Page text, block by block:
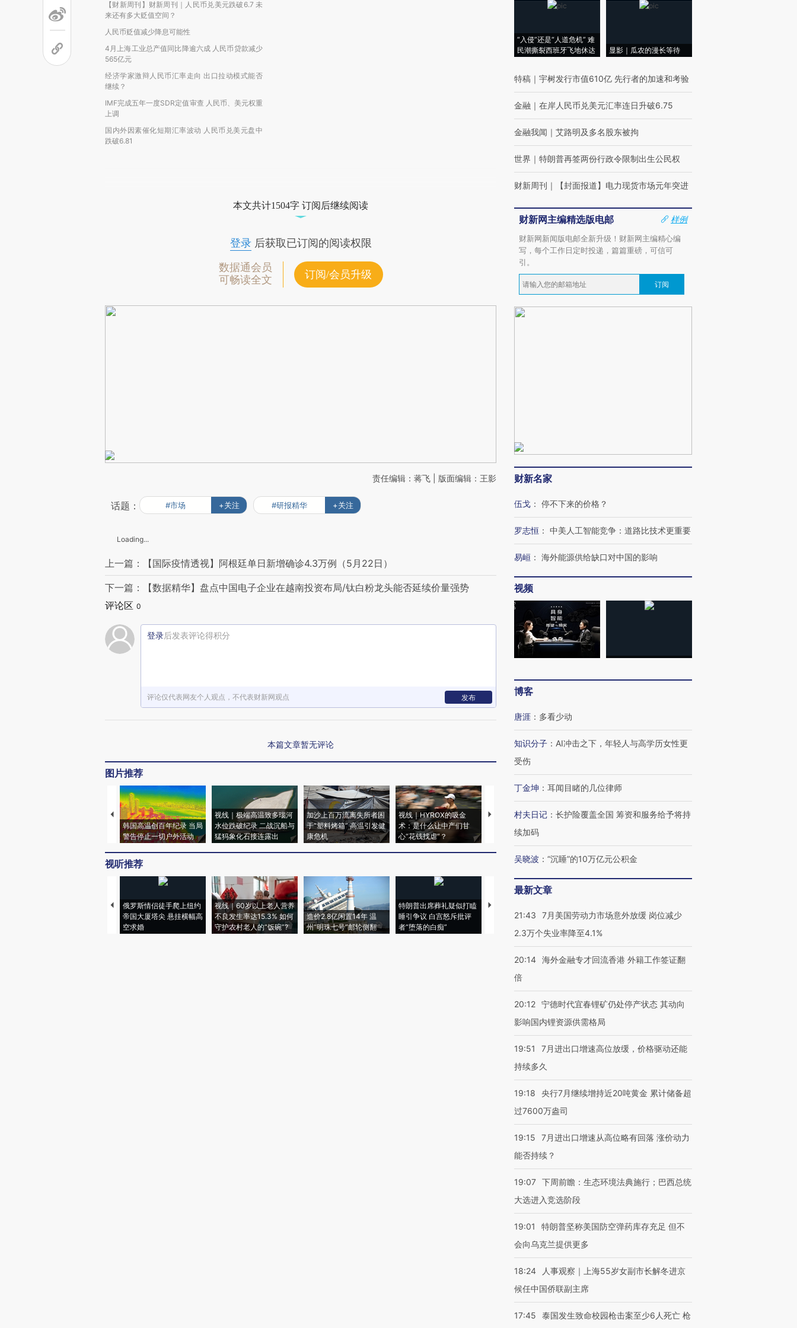
【财新周刊】财新周刊｜人民币兑美元跌破6.7 未
来还有多大贬值空间？
人民币贬值减少降息可能性
4月上海工业总产值同比降逾六成 人民币贷款减少
565亿元
经济学家激辩人民币汇率走向 出口拉动模式能否
继续？
IMF完成五年一度SDR定值审查 人民币、美元权重
上调
国内外因素催化短期汇率波动 人民币兑美元盘中
跌破6.81
本文共计1504字 订阅后继续阅读
登录后获取已订阅的阅读权限
数据通会员
可畅读全文
订阅/会员升级
责任编辑：蒋飞 | 版面编辑：王影
话题： #市场 +关注 #研报精华 +关注
Loading...
上一篇：【国际疫情透视】阿根廷单日新增确诊4.3万例（5月22日）
下一篇：【数据精华】盘点中国电子企业在越南投资布局/钛白粉龙头能否延续价量强势
评论区 0
登录后发表评论得积分
评论仅代表网友个人观点，不代表财新网观点 发布
本篇文章暂无评论
图片推荐
韩国高温创百年纪录 当局
警告停止一切户外活动
视线｜极端高温致多瑙河
水位跌破纪录 二战沉船与
猛犸象化石接连露出
加沙上百万流离失所者困
于“塑料烤箱” 高温引发健
康危机
视线｜HYROX的吸金
术：是什么让中产们甘
心“花钱找虐”？
马航飞行员跨国走私7万
视线｜被称为“蟑螂”的印
视线｜“入侵”还是“人道危
视听推荐
俄罗斯情侣徒手爬上纽约
帝国大厦塔尖 悬挂横幅高
空求婚
视线｜60岁以上老人营养
不良发生率达15.3% 如何
守护农村老人的“饭碗”?
造价2.8亿闲置14年 温
州“明珠七号”邮轮侧翻
特朗普出席葬礼疑似打瞌
睡引争议 白宫怒斥批评
者“堕落的白痴”
视线｜全球最热百城独占
97个 印度如何熬过48°C
38岁梅西上演帽子戏法
韩国高温创百年纪录 当局
“入侵”还是“人道危机” 难
民潮撕裂西班牙飞地休达
显影｜瓜农的漫长等待
特稿 ｜ 宇树发行市值610亿 先行者的加速和考验
金融 ｜ 在岸人民币兑美元汇率连日升破6.75
金融我闻 ｜ 艾路明及多名股东被拘
世界 ｜ 特朗普再签两份行政令限制出生公民权
财新周刊 ｜ 【封面报道】电力现货市场元年突进
财新网主编精选版电邮
样例
财新网新闻版电邮全新升级！财新网主编精心编
写，每个工作日定时投递，篇篇重磅，可信可
引。
订阅
财新名家
伍戈 ： 停不下来的价格？
罗志恒 ： 中美人工智能竞争：道路比技术更重要
易峘 ： 海外能源供给缺口对中国的影响
视频
博客
唐涯 ： 多看少动
知识分子 ： AI冲击之下，年轻人与高学历女性更
受伤
丁金坤 ： 耳闻目睹的几位律师
村夫日记 ： 长护险覆盖全国 筹资和服务给予将持
续加码
吴晓波 ： “沉睡”的10万亿元公积金
最新文章
21:43
7月美国劳动力市场意外放缓 岗位减少
2.3万个失业率降至4.1%
20:14 海外金融专才回流香港 外籍工作签证翻
倍
20:12 宁德时代宜春锂矿仍处停产状态 其动向
影响国内锂资源供需格局
19:51
7月进出口增速高位放缓，价格驱动还能
持续多久
19:18
央行7月继续增持近20吨黄金 累计储备超
过7600万盎司
19:15
7月进出口增速从高位略有回落 涨价动力
能否持续？
19:07 下周前瞻：生态环境法典施行；巴西总统
大选进入竞选阶段
19:01
特朗普坚称美国防空弹药库存充足 但不
会向乌克兰提供更多
18:24
人事观察｜上海55岁女副市长解冬进京
候任中国侨联副主席
17:45 泰国发生致命校园枪击案至少6人死亡 枪